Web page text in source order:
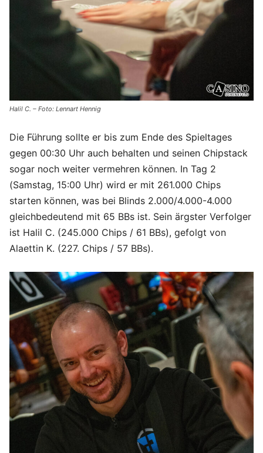
Halil C. – Foto: Lennart Hennig
Die Führung sollte er bis zum Ende des Spieltages
gegen 00:30 Uhr auch behalten und seinen Chipstack
sogar noch weiter vermehren können. In Tag 2
(Samstag, 15:00 Uhr) wird er mit 261.000 Chips
starten können, was bei Blinds 2.000/4.000-4.000
gleichbedeutend mit 65 BBs ist. Sein ärgster Verfolger
ist Halil C. (245.000 Chips / 61 BBs), gefolgt von
Alaettin K. (227. Chips / 57 BBs).